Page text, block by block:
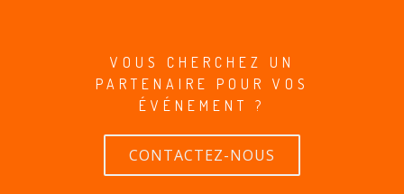
VOUS CHERCHEZ UN
PARTENAIRE POUR VOS
ÉVÉNEMENT ?
CONTACTEZ-NOUS